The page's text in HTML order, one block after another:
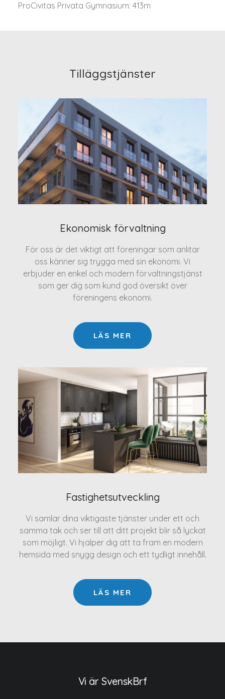
ProCivitas Privata Gymnasium: 413m
Tilläggstjänster
Ekonomisk förvaltning
För oss är det viktigt att föreningar som anlitar
oss känner sig trygga med sin ekonomi. Vi
erbjuder en enkel och modern förvaltningstjänst
som ger dig som kund god översikt över
föreningens ekonomi.
LÄS MER
Fastighetsutveckling
Vi samlar dina viktigaste tjänster under ett och
samma tak och ser till att ditt projekt blir så lyckat
som möjligt. Vi hjälper dig att ta fram en modern
hemsida med snygg design och ett tydligt innehåll.
LÄS MER
Vi är SvenskBrf